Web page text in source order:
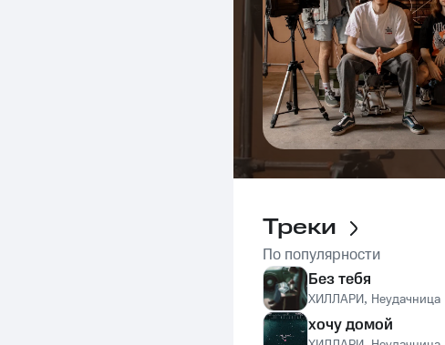
Треки
По популярности
Без тебя
ХИЛЛАРИ, Неудачница
хочу домой